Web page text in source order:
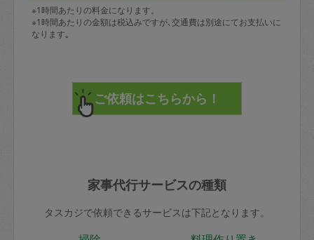
※1時間あたりの料金になります。
※1時間あたりの金額は税込みですが､交通費は別途にてお支払いに
なります｡
家事代行サービスの種類
タスカジで依頼できるサービスは下記となります。